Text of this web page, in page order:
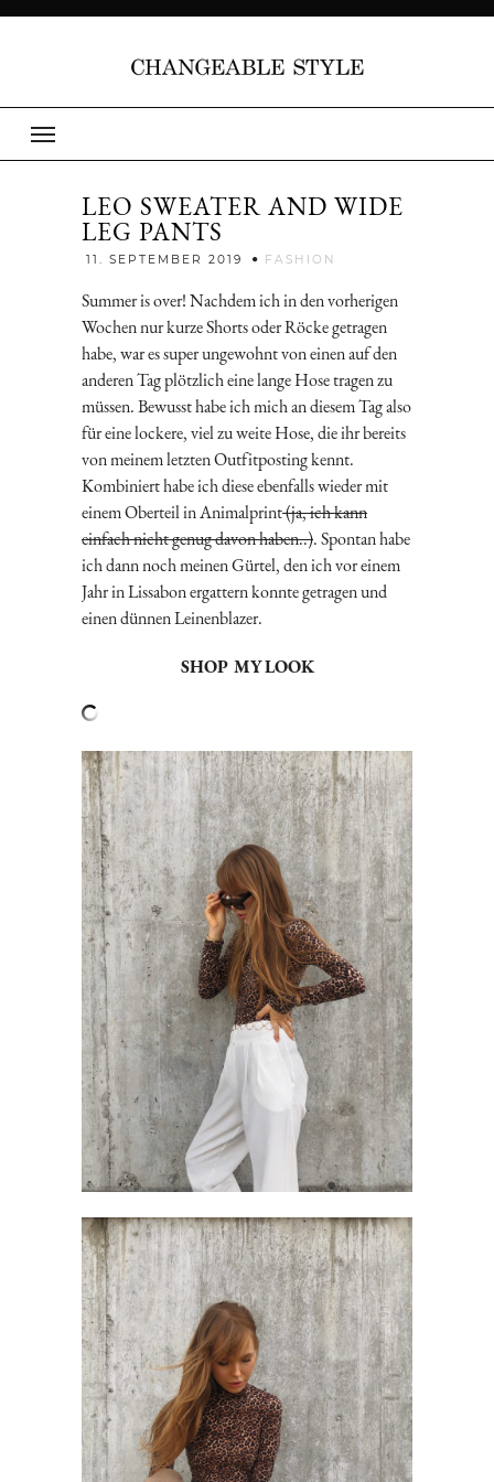
LEO SWEATER AND WIDE
LEG PANTS
11. SEPTEMBER 2019 FASHION
Summer is over! Nachdem ich in den vorherigen
Wochen nur kurze Shorts oder Röcke getragen
habe, war es super ungewohnt von einen auf den
anderen Tag plötzlich eine lange Hose tragen zu
müssen. Bewusst habe ich mich an diesem Tag also
für eine lockere, viel zu weite Hose, die ihr bereits
von meinem letzten Outfitposting kennt.
Kombiniert habe ich diese ebenfalls wieder mit
einem Oberteil in Animalprint(ja, ich kann
einfach nicht genug davon haben..). Spontan habe
ich dann noch meinen Gürtel, den ich vor einem
Jahr in Lissabon ergattern konnte getragen und
einen dünnen Leinenblazer.
SHOP MY LOOK